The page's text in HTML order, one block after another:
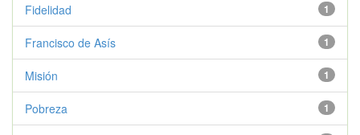
1
Fidelidad
1
Francisco de Asís
1
Misión
1
Pobreza